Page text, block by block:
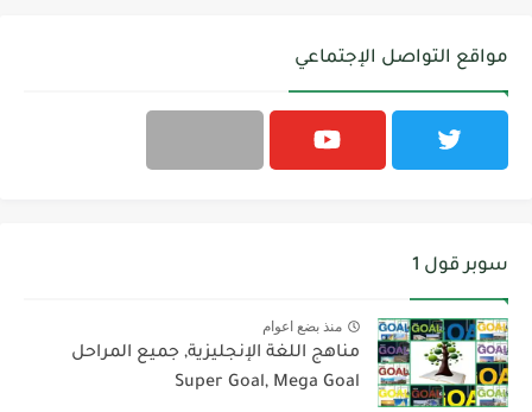
مواقع التواصل الإجتماعي
سوبر قول 1
منذ بضع اعوام
مناهج اللغة الإنجليزية, جميع المراحل
Super Goal, Mega Goal